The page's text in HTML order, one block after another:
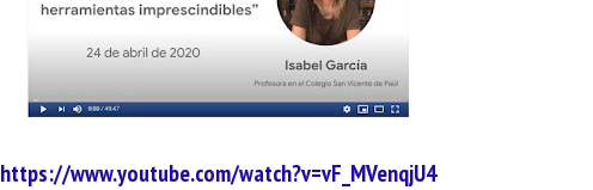
https://www.youtube.com/watch?v=vF_MVenqjU4